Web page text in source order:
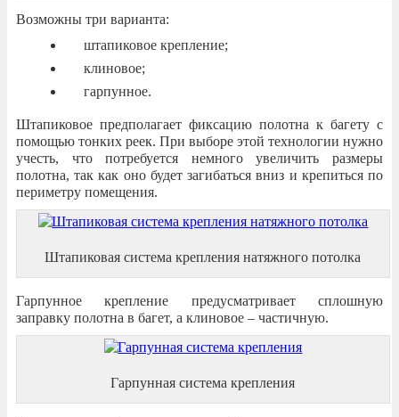
Возможны три варианта:
штапиковое крепление;
клиновое;
гарпунное.
Штапиковое предполагает фиксацию полотна к багету с
помощью тонких реек. При выборе этой технологии нужно
учесть, что потребуется немного увеличить размеры
полотна, так как оно будет загибаться вниз и крепиться по
периметру помещения.
Штапиковая система крепления натяжного потолка
Гарпунное крепление предусматривает сплошную
заправку полотна в багет, а клиновое – частичную.
Гарпунная система крепления